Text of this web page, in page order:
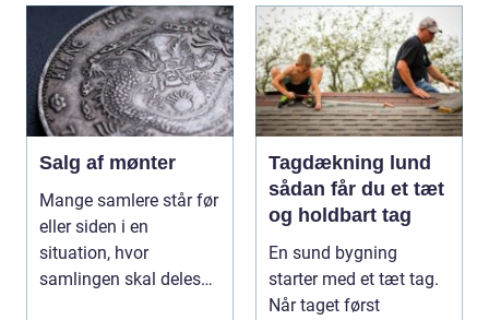
Salg af mønter
Mange samlere står før
eller siden i en
situation, hvor
samlingen skal deles
Tagdækning lund
sådan får du et tæt
og holdbart tag
En sund bygning
starter med et tæt tag.
Når taget først